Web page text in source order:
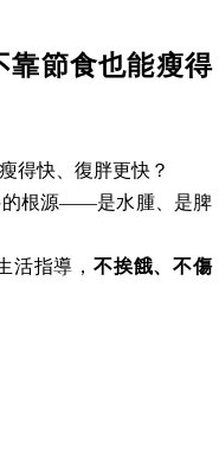
靠節食也能瘦得
得快、復胖更快？
的根源——是水腫、是脾
活指導， 不挨餓、不傷